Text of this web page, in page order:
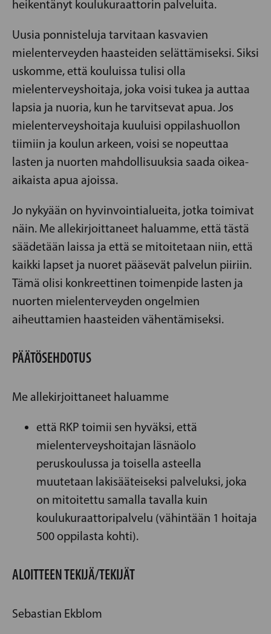
heikentänyt koulukuraattorin palveluita.
Uusia ponnisteluja tarvitaan kasvavien
mielenterveyden haasteiden selättämiseksi. Siksi
uskomme, että kouluissa tulisi olla
mielenterveyshoitaja, joka voisi tukea ja auttaa
lapsia ja nuoria, kun he tarvitsevat apua. Jos
mielenterveyshoitaja kuuluisi oppilashuollon
tiimiin ja koulun arkeen, voisi se nopeuttaa
lasten ja nuorten mahdollisuuksia saada oikea-
aikaista apua ajoissa.
Jo nykyään on hyvinvointialueita, jotka toimivat
näin. Me allekirjoittaneet haluamme, että tästä
säädetään laissa ja että se mitoitetaan niin, että
kaikki lapset ja nuoret pääsevät palvelun piiriin.
Tämä olisi konkreettinen toimenpide lasten ja
nuorten mielenterveyden ongelmien
aiheuttamien haasteiden vähentämiseksi.
PÄÄTÖSEHDOTUS
Me allekirjoittaneet haluamme
että RKP toimii sen hyväksi, että
mielenterveyshoitajan läsnäolo
peruskoulussa ja toisella asteella
muutetaan lakisääteiseksi palveluksi, joka
on mitoitettu samalla tavalla kuin
koulukuraattoripalvelu (vähintään 1 hoitaja
500 oppilasta kohti).
ALOITTEEN TEKIJÄ/TEKIJÄT
Sebastian Ekblom